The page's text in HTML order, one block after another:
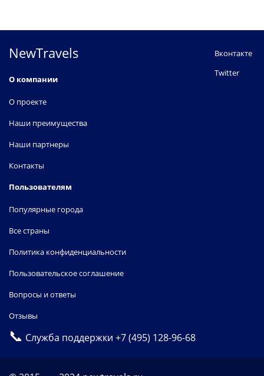
NewTravels
О компании
О проекте
Наши преимущества
Наши партнеры
Контакты
Пользователям
Популярные города
Все страны
Политика конфиденциальности
Пользовательское соглашение
Вопросы и ответы
Отзывы
Вконтакте
Twitter
📞 Служба поддержки +7 (495) 128-96-68